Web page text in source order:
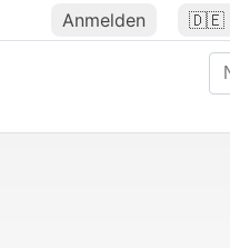
Anmelden 🇩🇪